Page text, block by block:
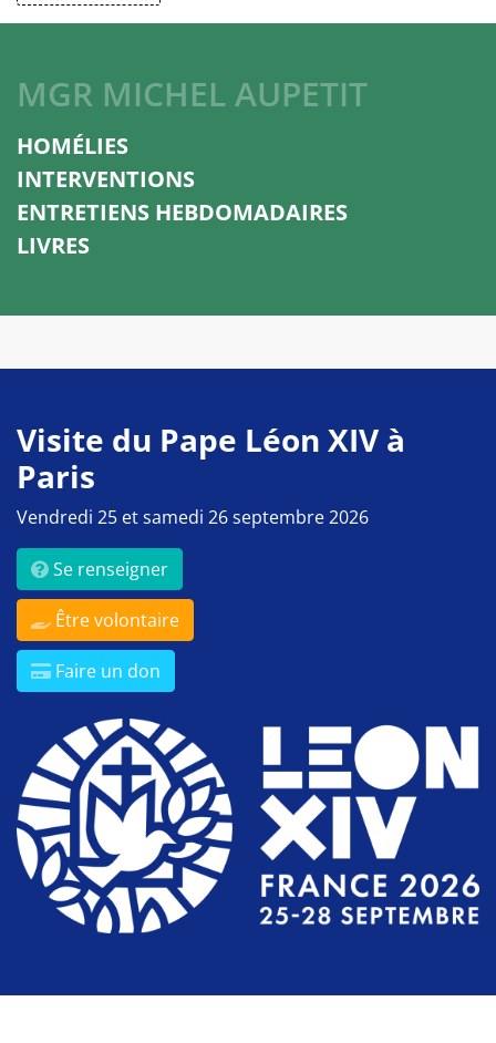
MGR MICHEL AUPETIT
HOMÉLIES
INTERVENTIONS
ENTRETIENS HEBDOMADAIRES
LIVRES
Visite du Pape Léon XIV à
Paris
Vendredi 25 et samedi 26 septembre 2026
Se renseigner
Être volontaire
Faire un don